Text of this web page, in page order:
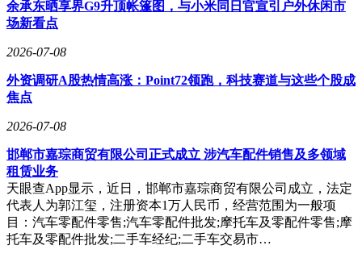
余承东晒享界G9升顶帐篷图，与小米同日官宣引户外休闲市
场新看点
2026-07-08
外资调研A股热情高涨：Point72领跑，科技赛道与这些个股成
焦点
2026-07-08
邯郸市嘉琮商贸有限公司正式成立 涉汽车配件销售及多领域
租赁业务
天眼查App显示，近日，邯郸市嘉琮商贸有限公司成立，法定
代表人为郭江玺，注册资本1万人民币，经营范围为一般项
目：汽车零配件零售;汽车零配件批发;摩托车及零配件零售;摩
托车及零配件批发;二手车经纪;二手车交易市…